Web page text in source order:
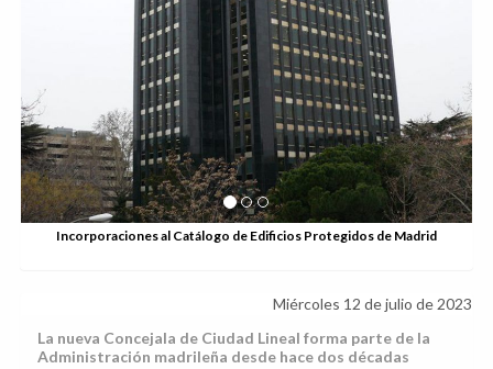
Miércoles 12 de julio de 2023
La nueva Concejala de Ciudad Lineal forma parte de la
Administración madrileña desde hace dos décadas